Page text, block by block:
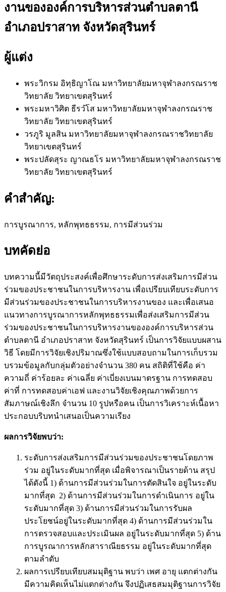
งานขององค์การบริหารส่วนตำบลตานี
อำเภอปราสาท จังหวัดสุรินทร์
ผู้แต่ง
พระวิกรม อิทฺธิญาโณ มหาวิทยาลัยมหาจุฬาลงกรณราช
วิทยาลัย วิทยาเขตสุรินทร์
พระมหาวิศิต ธีรวํโส มหาวิทยาลัยมหาจุฬาลงกรณราช
วิทยาลัย วิทยาเขตสุรินทร์
วรภูริ มูลสิน มหาวิทยาลัยมหาจุฬาลงกรณราชวิทยาลัย
วิทยาเขตสุรินทร์
พระปลัดสุระ ญาณธโร มหาวิทยาลัยมหาจุฬาลงกรณราช
วิทยาลัย วิทยาเขตสุรินทร์
คำสำคัญ:
การบูรณาการ, หลักพุทธธรรม, การมีส่วนร่วม
บทคัดย่อ
บทความนี้มีวัตถุประสงค์เพื่อศึกษาระดับการส่งเสริมการมีส่วน
ร่วมของประชาชนในการบริหารงาน เพื่อเปรียบเทียบระดับการ
มีส่วนร่วมของประชาชนในการบริหารงานของ และเพื่อเสนอ
แนวทางการบูรณาการหลักพุทธธรรมเพื่อส่งเสริมการมีส่วน
ร่วมของประชาชนในการบริหารงานขององค์การบริหารส่วน
ตำบลตานี อำเภอปราสาท จังหวัดสุรินทร์ เป็นการวิจัยแบบผสาน
วิธี โดยมีการวิจัยเชิงปริมาณซึ่งใช้แบบสอบถามในการเก็บรวม
บรวมข้อมูลกับกลุ่มตัวอย่างจำนวน 380 คน สถิติที่ใช้คือ ค่า
ความถี่ ค่าร้อยละ ค่าเฉลี่ย ค่าเบี่ยงเบนมาตรฐาน การทดสอบ
ค่าที่ การทดสอบค่าเอฟ และงานวิจัยเชิงคุณภาพด้วยการ
สัมภาษณ์เชิงลึก จำนวน 10 รูปหรือคน เป็นการวิเคราะห์เนื้อหา
ประกอบบริบทนำเสนอเป็นความเรียง
ผลการวิจัยพบว่า:
ระดับการส่งเสริมการมีส่วนร่วมของประชาชนโดยภาพ
ร่วม อยู่ในระดับมากที่สุด เมื่อพิจารณาเป็นรายด้าน สรุป
ได้ดังนี้ 1) ด้านการมีส่วนร่วมในการตัดสินใจ อยู่ในระดับ
มากที่สุด 2) ด้านการมีส่วนร่วมในการดำเนินการ อยู่ใน
ระดับมากที่สุด 3) ด้านการมีส่วนร่วมในการรับผล
ประโยชน์อยู่ในระดับมากที่สุด 4) ด้านการมีส่วนร่วมใน
การตรวจสอบและประเมินผล อยู่ในระดับมากที่สุด 5) ด้าน
การบูรณาการหลักสาราณียธรรม อยู่ในระดับมากที่สุด
ตามลำดับ
ผลการเปรียบเทียบสมมุติฐาน พบว่า เพศ อายุ แตกต่างกัน
มีความคิดเห็นไม่แตกต่างกัน จึงปฏิเสธสมมุติฐานการวิจัย